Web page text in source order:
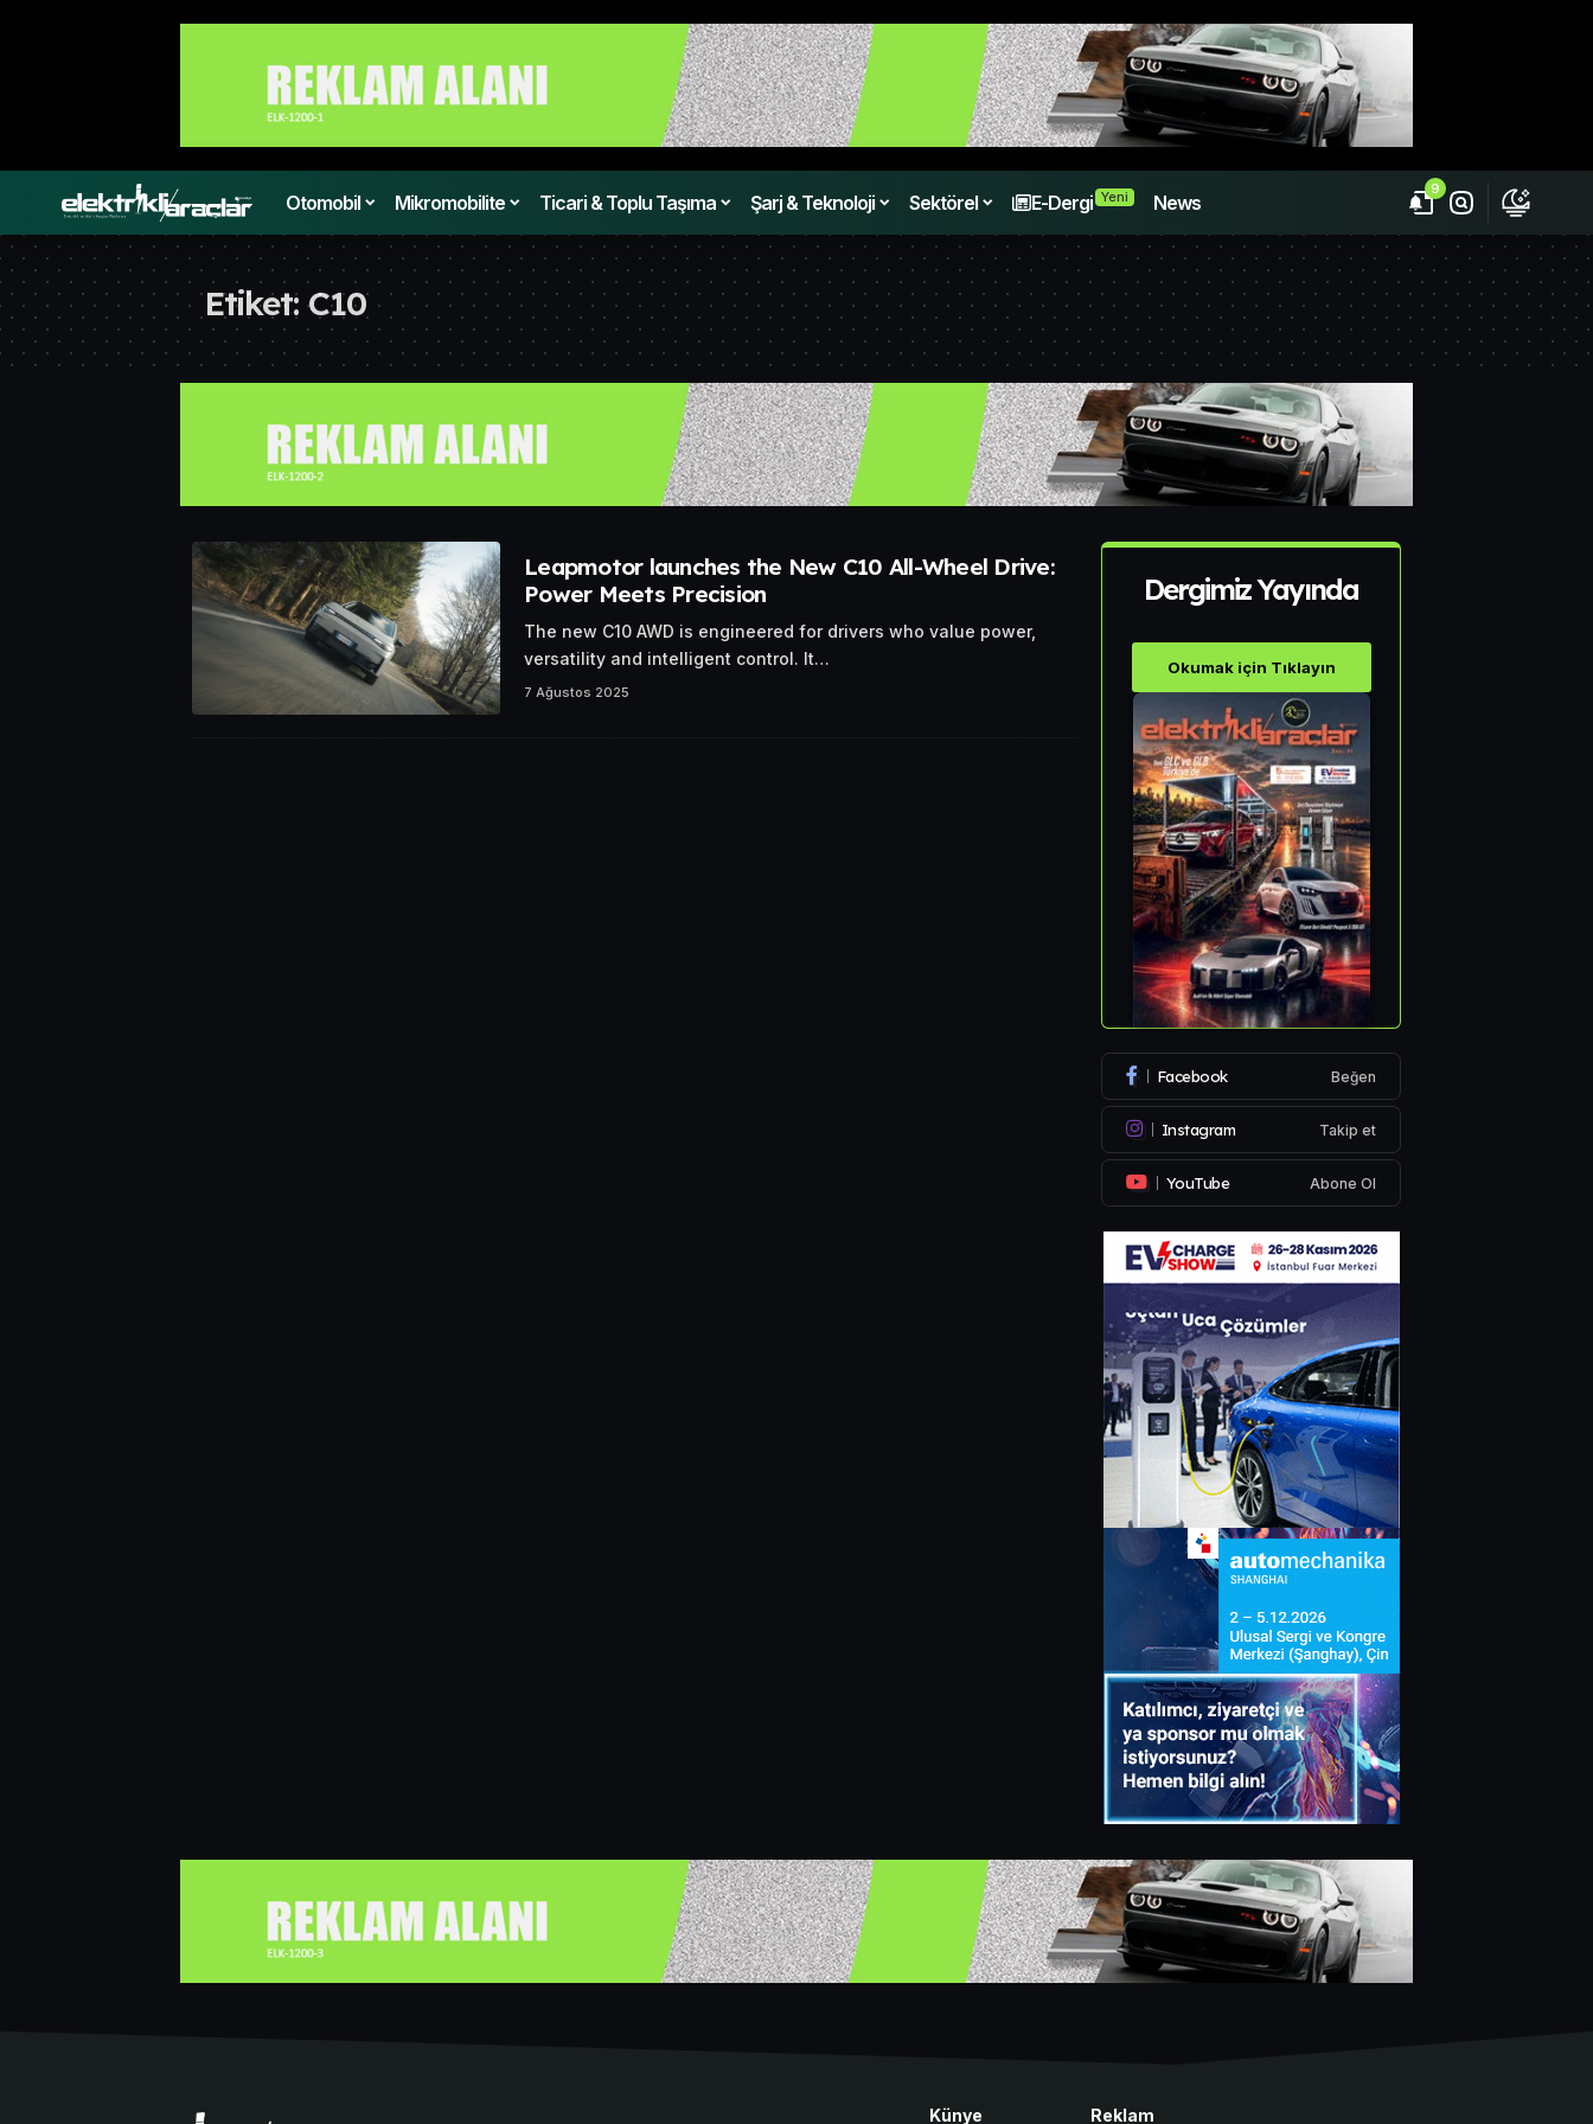
Otomobil Mikromobilite Ticari & Toplu Taşıma Şarj & Teknoloji Sektörel E-Dergi Yeni News
9
Etiket:C10
Leapmotor launches the New C10 All-Wheel Drive:
Power Meets Precision
The new C10 AWD is engineered for drivers who value power,
versatility and intelligent control. It…
7 Ağustos 2025
Dergimiz Yayında
Okumak için Tıklayın
Facebook Beğen
Instagram Takip et
YouTube Abone Ol
Künye Reklam